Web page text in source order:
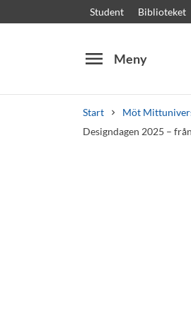
Student Biblioteket
menu Meny
Start Möt
Designdagen 2025 –